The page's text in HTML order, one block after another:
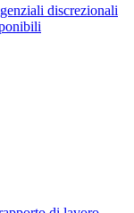
discrezionali